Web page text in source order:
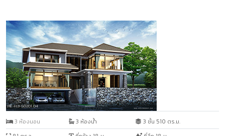
RE-H3-50201.04
3 ห้องนอน 3 ห้องน้ำ
3 ชั้น 510 ตร.ม.